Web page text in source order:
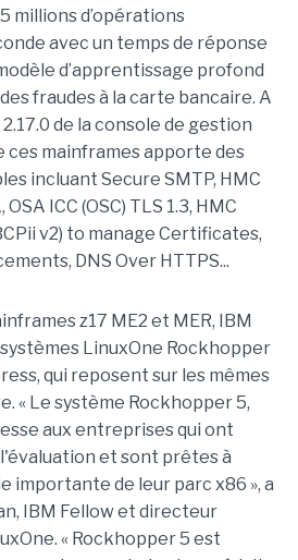
millions d’opérations
avec un temps de réponse
modèle d’apprentissage profond
fraudes à la carte bancaire. A
de la console de gestion
ces mainframes apporte des
incluant Secure SMTP, HMC
ICC (OSC) TLS 1.3, HMC
v2) to manage Certificates,
DNS Over HTTPS...
z17 ME2 et MER, IBM
LinuxOne Rockhopper
qui reposent sur les mêmes
« Le système Rockhopper 5,
aux entreprises qui ont
et sont prêtes à
importante de leur parc x86 », a
IBM Fellow et directeur
« Rockhopper 5 est